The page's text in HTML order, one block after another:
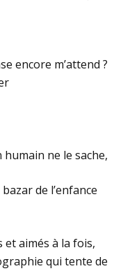
encore m’attend ?
ne le sache,
de l’enfance
et aimés à la fois,
qui tente de